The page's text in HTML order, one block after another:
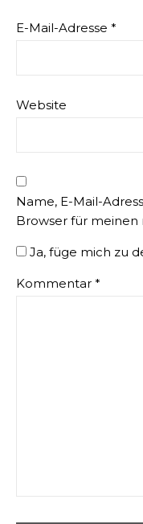
E-Mail-Adresse *
Website
Name, E-Mail-
Browser für
Ja, füge mich zu
Kommentar *